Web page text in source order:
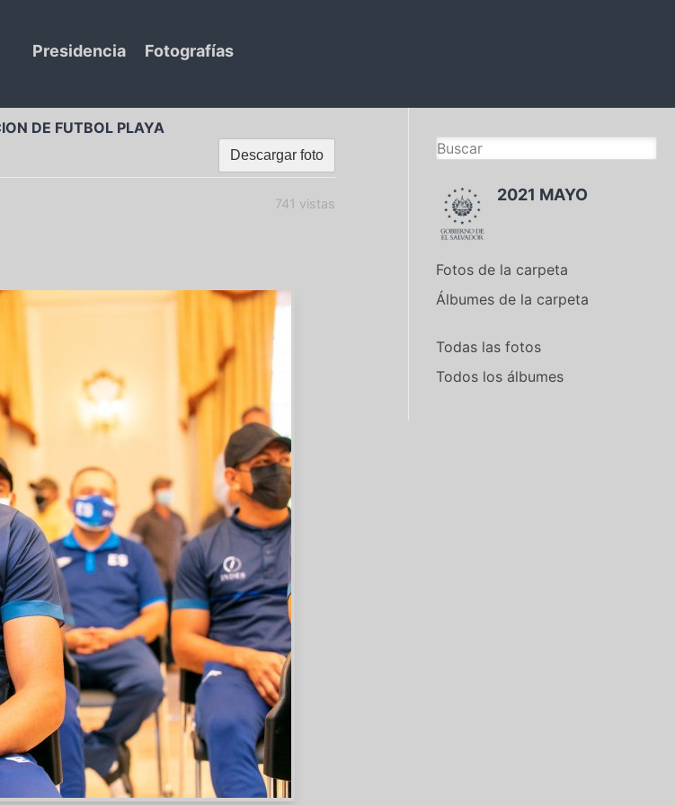
Presidencia Fotografías
DE FUTBOL PLAYA
Descargar foto
741 vistas 2021 MAYO
Fotos de la carpeta
Álbumes de la carpeta
Todas las fotos
Todos los álbumes